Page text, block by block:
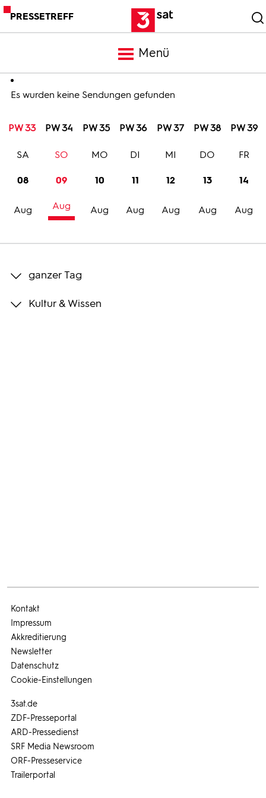
PRESSETREFF
Menü
Meldungen
Programm
Trailer
Bilder
Es wurden keine Sendungen gefunden
PW 33 PW 34 PW 35 PW 36 PW 37 PW 38 PW 39
08
Aug
SA
09
Aug
SO
10
Aug
MO
11
Aug
DI
12
Aug
MI
13
Aug
DO
14
Aug
FR
ganzer Tag
Kultur & Wissen
3sat.de
ZDF-Presseportal
ARD-Pressedienst
SRF Media Newsroom
ORF-Presseservice
Trailerportal
Kontakt
Impressum
Akkreditierung
Newsletter
Datenschutz
Cookie-Einstellungen